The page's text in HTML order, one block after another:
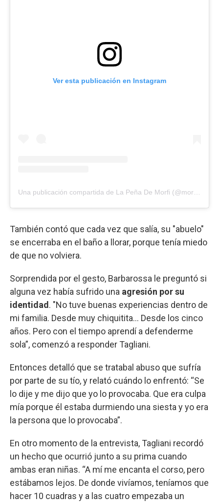
Ver esta publicación en Instagram
También contó que cada vez que salía, su "abuelo"
se encerraba en el baño a llorar, porque tenía miedo
de que no volviera.
Sorprendida por el gesto, Barbarossa le preguntó si
alguna vez había sufrido una agresión por su
identidad . "No tuve buenas experiencias dentro de
mi familia. Desde muy chiquitita... Desde los cinco
años. Pero con el tiempo aprendí a defenderme
sola”, comenzó a responder Tagliani.
Entonces detalló que se tratabal abuso que sufría
por parte de su tío, y relató cuándo lo enfrentó: “Se
lo dije y me dijo que yo lo provocaba. Que era culpa
mía porque él estaba durmiendo una siesta y yo era
la persona que lo provocaba”.
En otro momento de la entrevista, Tagliani recordó
un hecho que ocurrió junto a su prima cuando
ambas eran niñas. “A mí me encanta el corso, pero
estábamos lejos. De donde vivíamos, teníamos que
hacer 10 cuadras y a las cuatro empezaba un